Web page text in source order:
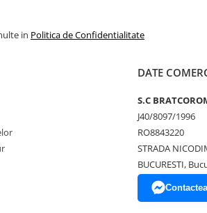
in Politica de Confidentialitate
DATE
S.C
J40/8097/1996
RO8843220
STRADA
BUCURESTI,